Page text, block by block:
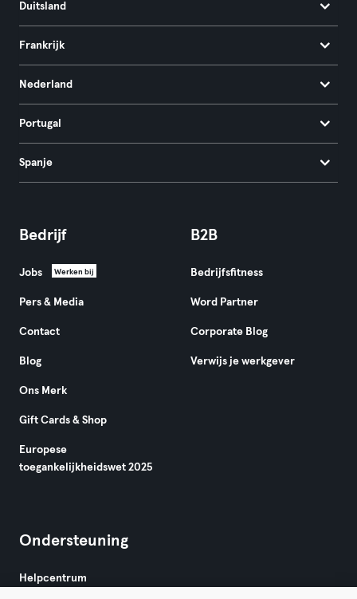
Duitsland
Frankrijk
Nederland
Portugal
Spanje
Bedrijf
Jobs Werken bij
Pers & Media
Contact
Blog
Ons Merk
Gift Cards & Shop
Europese
toegankelijkheidswet 2025
B2B
Bedrijfsfitness
Word Partner
Corporate Blog
Verwijs je werkgever
Ondersteuning
Helpcentrum